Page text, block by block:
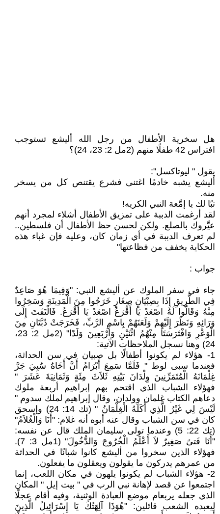
هل سخرية الأطفال من رجل الله أليشع تستوجب
افتراس 42 طفلًا منهم (2مل 2: 23، 24)؟
يقول " ليوتاكسل":
أليشع يشبه خادمًا اغتنى فشرع يقتنص كل من يسخر
منه.
تبًا لك يا إمَّعة النبي الكريه!
لقد أرغمت الدببة على تمزيق الأطفال أشلاء لمجرد أنهم
عيَّروك بالصلع. ولكن لحسن حظ الأطفال أن فلسطين..
لم تعرف الدببة في أي زمان كان، وعليه فإن غباء هذه
الحكاية يخفف من فظاعتها"
جواب :
جاء في سفر الملوك عن أليشع النبي: "وَفِيمَا هُوَ صَاعِدٌ
فِي الطَّرِيقِ إِذَا بِصِبْيَانٍ صِغَارٍ خَرَجُوا مِنَ الْمَدِينَةِ وَسَخِرُوا
مِنْهُ وَقَالُوا لَهُ اصْعَدْ يَا أَقْرَعُ اصْعَدْ يَا أَقْرَعُ. فَالْتَفَتَ إِلَى
وَرَائِهِ وَنَظَرَ إِلَيْهِمْ وَلَعَنَهُمْ بِاسْمِ الرَّبِّ، فَخَرَجَتْ دُبَّتَانِ مِنَ
الْوَعْرِ وَافْتَرَسَتَا مِنْهُمُ اثْنَيْنِ وَأَرْبَعِينَ وَلَدًا" (2مل 2: 23،
24) وهنا نسجل الملاحظات الآتية:
1- هؤلاء لم يكونوا أطفالًا بل صبيان في سن الحداثة،
فعندما سبى لوط " فَلَمَّا سَمِعَ أَبْرَامُ أَنَّ أَخَاهُ سُبِيَ جَرَّ
غِلْمَانَهُ الْمُتَمَرِّنِينَ وِلْدَانَ بَيْتِهِ ثَلاَثَ مِئَةٍ وَثَمَانِيَةَ عَشَرَ "
فهؤلاء الشباب الذي اقتحم بهم إبراهيم أربعة ملوك
دعاهم الكتاب غلمان وولدان، وقال إبراهيم لملك سدوم "
لَيْسَ لِي غَيْرُ الَّذِي أَكَلَهُ الْغِلْمَانُ " (تك 14: 24) وإسحق
كان في سن الشباب وقال عنه أبوه أنه غلام: "أَنَا وَالْغُلاَمُ"
(تك 22: 5) وعندما تولى سليمان الملك قال عن نفسه:
"أَنَا فَتىً صَغِيرٌ لاَ أَعْلَمُ الْخُرُوجَ وَالدُّخُولَ" (1مل 3: 7).
فهؤلاء الذين سخروا من أليشع كانوا شبانًا في الحداثة
من عمرهم يدركون ما يقولون ويعقلون ما يفعلون.
2- هؤلاء الشباب لم يكونوا يلهون في مكان اللعب، إنما
اجتمعوا عن قصد لإهانة نبي الرب في " بيت إيل " المكان
الذي جعله يربعام موضع العبادة الوثنية، وفيه أقام عجلًا
ليعبده الشعب قائلين: "هُوَذَا آلِهَتُكَ يَا إِسْرَائِيلُ الَّذِينَ